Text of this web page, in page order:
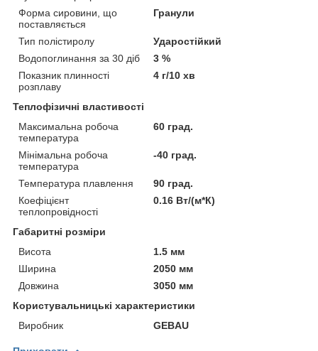
Форма сировини, що
поставляється
Гранули
Тип полістиролу
Ударостійкий
Водопоглинання за 30 діб
3 %
Показник плинності
розплаву
4 г/10 хв
Теплофізичні властивості
Максимальна робоча
температура
60 град.
Мінімальна робоча
температура
-40 град.
Температура плавлення
90 град.
Коефіцієнт
теплопровідності
0.16 Вт/(м*К)
Габаритні розміри
Висота
1.5 мм
Ширина
2050 мм
Довжина
3050 мм
Користувальницькі характеристики
Виробник
GEBAU